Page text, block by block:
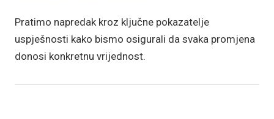
Pratimo napredak kroz ključne pokazatelje
uspješnosti kako bismo osigurali da svaka promjena
donosi konkretnu vrijednost.